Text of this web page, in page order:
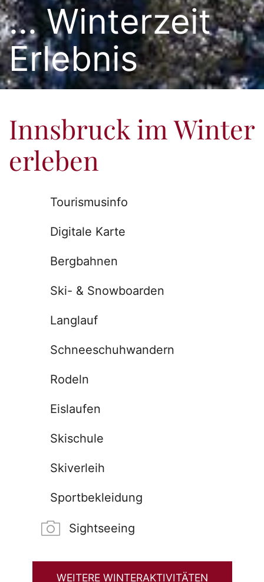
... Winterzeit
Erlebnis
Innsbruck im Winter
erleben
Tourismusinfo
Digitale Karte
Bergbahnen
Ski- & Snowboarden
Langlauf
Schneeschuhwandern
Rodeln
Eislaufen
Skischule
Skiverleih
Sportbekleidung
Sightseeing
WEITERE WINTERAKTIVITÄTEN